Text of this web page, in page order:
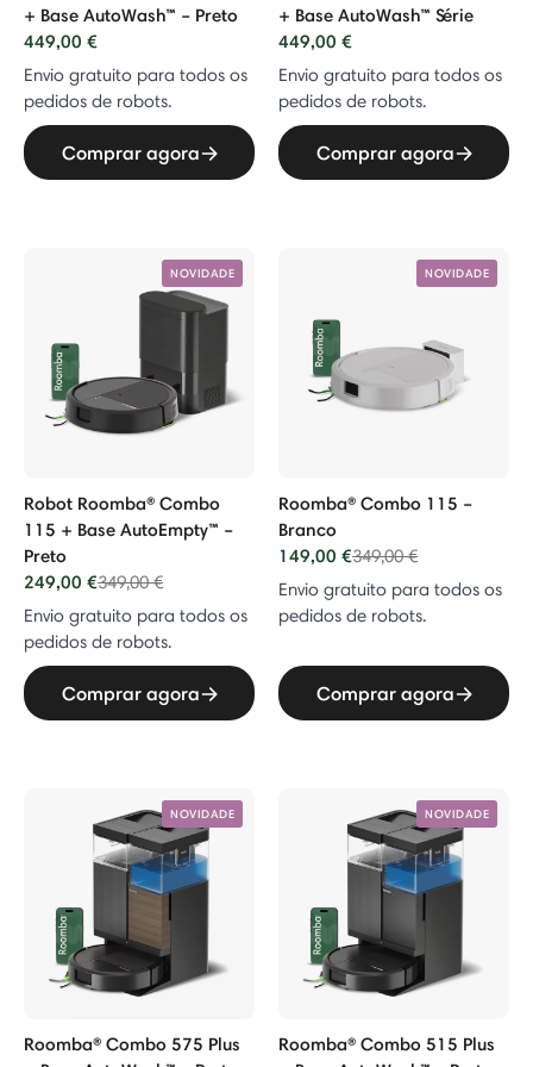
+ Base AutoEmpty™
+ Base AutoEmpty™
+ Base AutoWash™ – Preto
449,00 €
Envio gratuito para todos os
pedidos de robots.
Comprar agora
+ Base AutoWash™ Série
449,00 €
Envio gratuito para todos os
pedidos de robots.
Comprar agora
NOVIDADE
Robot Roomba® Combo
115 + Base AutoEmpty™ –
Preto
249,00 €Price reduced from
349,00 €to
Envio gratuito para todos os
pedidos de robots.
Comprar agora
NOVIDADE
Roomba® Combo 115 –
Branco
149,00 €Price reduced from
349,00 €to
Envio gratuito para todos os
pedidos de robots.
Comprar agora
NOVIDADE
Roomba® Combo 575 Plus
NOVIDADE
Roomba® Combo 515 Plus